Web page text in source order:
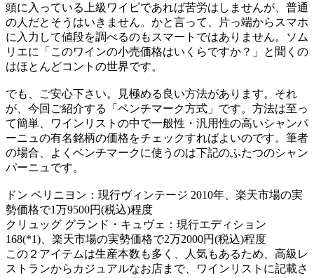
頭に入っている上級ワイピであれば苦労はしませんが、普通
の人だとそうはいきません。かと言って、片っ端からスマホ
に入力して値段を調べるのもスマートではありません。ソム
リエに「このワインの小売価格はいくらですか？」と聞くの
はほとんどコントの世界です。
でも、ご安心下さい。見極める良い方法があります。それ
が、今回ご紹介する「ベンチマーク方式」です。方法は至っ
て簡単、ワインリストの中で一般性・汎用性の高いシャンパ
ーニュの有名銘柄の価格をチェックすればよいのです。筆者
の場合、よくベンチマークに使うのは下記のふたつのシャン
パーニュです。
ドン ペリニヨン：現行ヴィンテージ 2010年、楽天市場の実
勢価格で1万9500円(税込)程度
クリュッグ グランド・キュヴェ：現行エディション
168(*1)、楽天市場の実勢価格で2万2000円(税込)程度
この２アイテムは生産本数も多く、人気もあるため、高級レ
ストランからカジュアルなお店まで、ワインリストに記載さ